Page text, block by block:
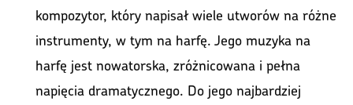
kompozytor, który napisał wiele utworów na różne
instrumenty, w tym na harfę. Jego muzyka na
harfę jest nowatorska, zróżnicowana i pełna
napięcia dramatycznego. Do jego najbardziej